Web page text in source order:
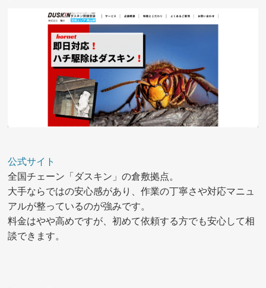
公式サイト
全国チェーン「ダスキン」の倉敷拠点。
大手ならではの安心感があり、作業の丁寧さや対応マニュ
アルが整っているのが強みです。
料金はやや高めですが、初めて依頼する方でも安心して相
談できます。